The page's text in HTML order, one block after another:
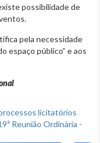
possibilidade de
pela necessidade
espaço público” e aos